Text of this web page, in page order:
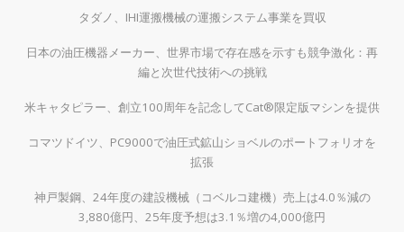
タダノ、IHI運搬機械の運搬システム事業を買収
日本の油圧機器メーカー、世界市場で存在感を示すも競争激化：再
編と次世代技術への挑戦
米キャタピラー、創立100周年を記念してCat®限定版マシンを提供
コマツドイツ、PC9000で油圧式鉱山ショベルのポートフォリオを
拡張
神戸製鋼、24年度の建設機械（コベルコ建機）売上は4.0％減の
3,880億円、25年度予想は3.1％増の4,000億円